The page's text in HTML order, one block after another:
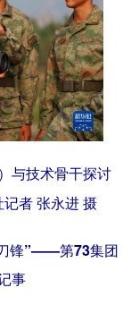
汽车
数字经济
溯源中国
与技术骨干探讨
记者 张永进 摄
锋”——第73集团
事